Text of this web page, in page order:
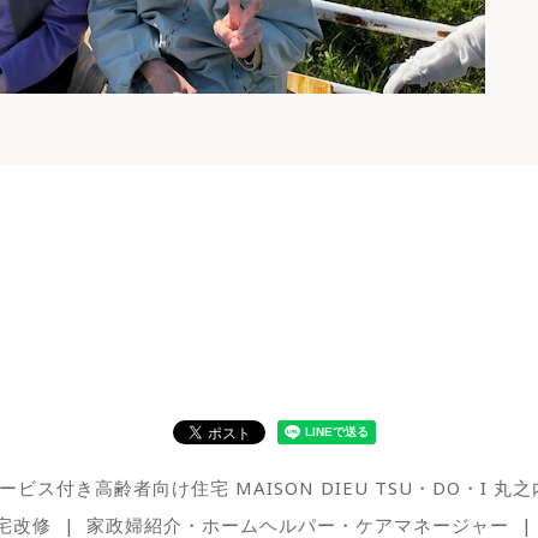
ビス付き高齢者向け住宅 MAISON DIEU TSU・DO・I 丸之
改修
家政婦紹介・ホームヘルパー・ケアマネージャー